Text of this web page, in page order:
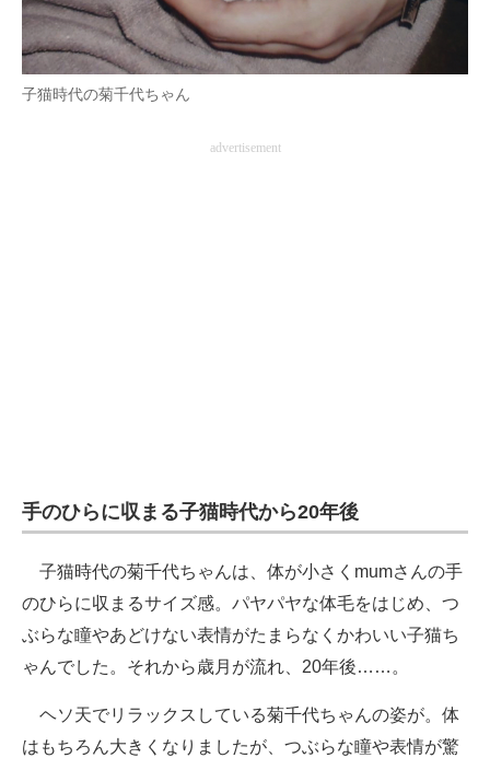
モノづくり技術者専門サイト
エレクトロニクス専門サイト
電子設計の基本と応用
エネルギーの専門メディア
子猫時代の菊千代ちゃん
advertisement
手のひらに収まる子猫時代から20年後
子猫時代の菊千代ちゃんは、体が小さくmumさんの手
のひらに収まるサイズ感。パヤパヤな体毛をはじめ、つ
ぶらな瞳やあどけない表情がたまらなくかわいい子猫ち
ゃんでした。それから歳月が流れ、20年後……。
ヘソ天でリラックスしている菊千代ちゃんの姿が。体
はもちろん大きくなりましたが、つぶらな瞳や表情が驚